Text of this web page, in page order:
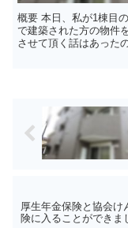
概要 本日、私が1棟目
で建築された方の物件
させて頂く話はあった
厚生年金保険と協会け
険に入ることができま